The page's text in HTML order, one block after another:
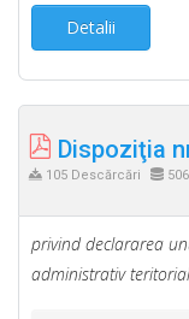
Detalii
Dispoziţia
105 Descărcări
privind declararea
administrativ